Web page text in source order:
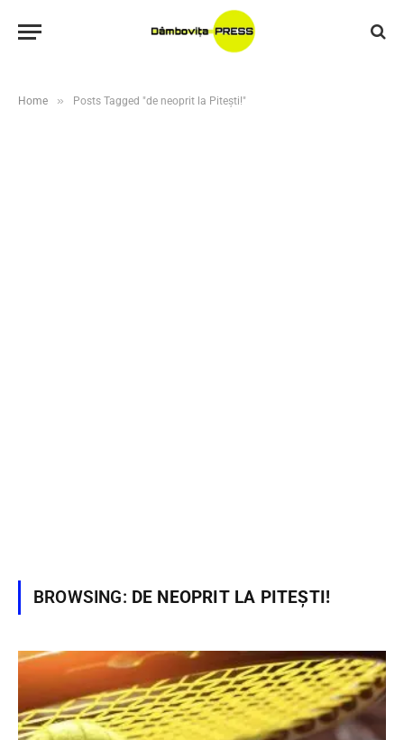
Home » Posts Tagged "de neoprit la Pitești!"
BROWSING: DE NEOPRIT LA PITEȘTI!